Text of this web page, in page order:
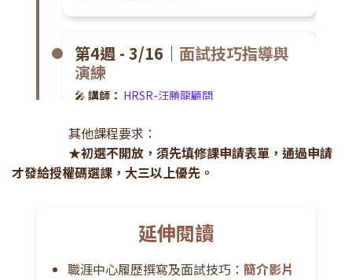
第4週 - 3/16｜ 面試技巧指導與
演練
🎤講師： HRSR-汪勝龍顧問
第5週 - 3/23｜簡報表達力&問題
和泰汽車-陳贊文部長
📝內容：1.一頁紙簡報術的思維解析及表達技
其他課程要求：
★初選不開放，須先填修課申請表單，通過申請
才發給授權碼選課，大三以上優先。
延伸閱讀
職涯中心履歷撰寫及面試技巧：簡介影片